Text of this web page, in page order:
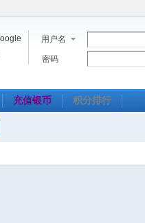
用户名
密码
充值银币 积分排行